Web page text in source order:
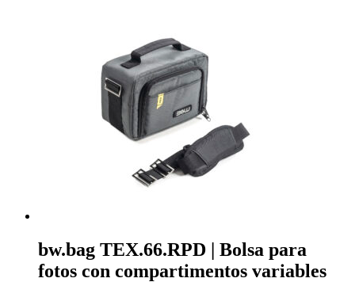
bw.bag TEX.66.RPD | Bolsa para
fotos con compartimentos variables